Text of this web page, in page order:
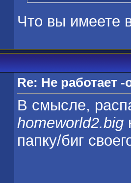
Что вы имеете
Re: Не работает
В смысле,
homeworld2.big
папку/биг